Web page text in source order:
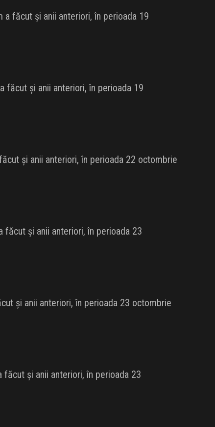
a făcut și anii anteriori, în perioada 19
făcut și anii anteriori, în perioada 19
și anii anteriori, în perioada 22 octombrie
făcut și anii anteriori, în perioada 23
și anii anteriori, în perioada 23 octombrie
făcut și anii anteriori, în perioada 23